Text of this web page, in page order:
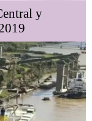
y